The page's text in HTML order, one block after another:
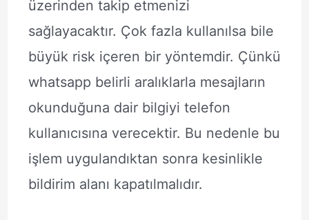
üzerinden takip etmenizi
sağlayacaktır. Çok fazla kullanılsa bile
büyük risk içeren bir yöntemdir. Çünkü
whatsapp belirli aralıklarla mesajların
okunduğuna dair bilgiyi telefon
kullanıcısına verecektir. Bu nedenle bu
işlem uygulandıktan sonra kesinlikle
bildirim alanı kapatılmalıdır.